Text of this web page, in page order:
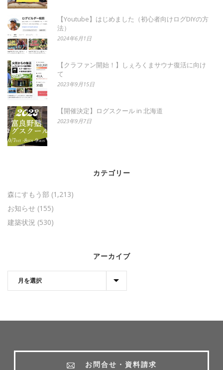
【Youtube】はじめました（初心者向けログDIYの方
法）
2024年6月1日
【クラファン開始！】しぇろくまサウナ復活に向け
て
2023年9月15日
【開催決定】ログスクール in 北海道
2023年9月7日
カテゴリー
森にすもう部 (1,213)
お知らせ (155)
建築状況 (530)
アーカイブ
お問合せ・資料請求